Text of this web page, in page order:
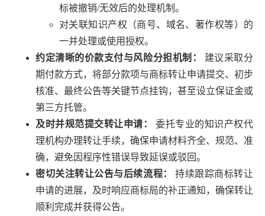
标被撤销/无效后的处理机制。
对关联知识产权（商号、域名、著作权等）的
一并处理或使用授权。
约定清晰的价款支付与风险分担机制：
建议采取分
期付款方式，将部分款项与商标转让申请提交、初步
核准、最终公告等关键节点挂钩，甚至设立保证金或
第三方托管。
及时并规范提交转让申请：
委托专业的知识产权代
理机构办理转让手续，确保申请材料齐全、规范、准
确，避免因程序性错误导致延误或驳回。
密切关注转让公告与后续流程：
持续跟踪商标转让
申请的进展，及时响应商标局的补正通知，确保转让
顺利完成并获得公告。